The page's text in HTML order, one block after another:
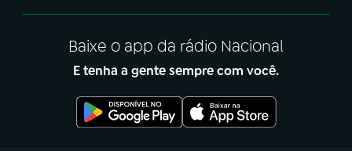
Baixe o app da rádio Nacional
E tenha a gente sempre com você.